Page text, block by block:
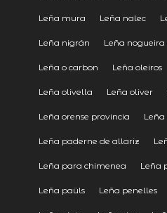
Leña mura Leña nalec
Leña nigrán Leña
Leña o carbon Leña oleiros
Leña olivella Leña oliver
Leña orense provincia Leña
Leña paderne de allariz
Leña para chimenea Leña
Leña paüls Leña penelles